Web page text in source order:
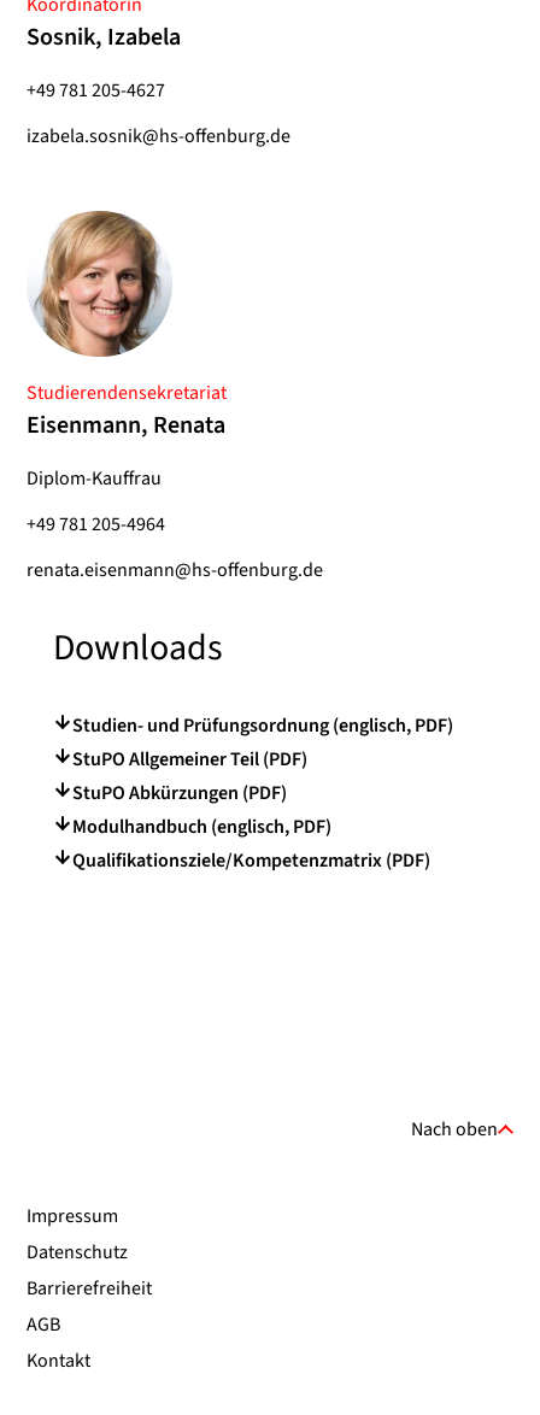
Sosnik, Izabela
+49 781 205-4627
izabela.sosnik@hs-offenburg.de
Studierendensekretariat
Eisenmann, Renata
Diplom-Kauffrau
+49 781 205-4964
renata.eisenmann@hs-offenburg.de
Downloads
Studien- und Prüfungsordnung (englisch, PDF)
StuPO Allgemeiner Teil (PDF)
StuPO Abkürzungen (PDF)
Modulhandbuch (englisch, PDF)
Qualifikationsziele/Kompetenzmatrix (PDF)
Nach oben
Impressum
Datenschutz
Barrierefreiheit
AGB
Kontakt